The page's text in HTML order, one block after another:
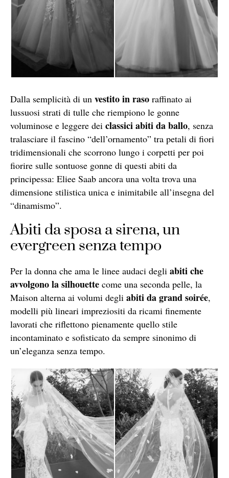
Dalla semplicità di un vestito in raso raffinato ai
lussuosi strati di tulle che riempiono le gonne
voluminose e leggere dei classici abiti da ballo, senza
tralasciare il fascino “dell’ornamento” tra petali di fiori
tridimensionali che scorrono lungo i corpetti per poi
fiorire sulle sontuose gonne di questi abiti da
principessa: Eliee Saab ancora una volta trova una
dimensione stilistica unica e inimitabile all’insegna del
“dinamismo”.
Abiti da sposa a sirena, un
evergreen senza tempo
Per la donna che ama le linee audaci degli abiti che
avvolgono la silhouette come una seconda pelle, la
Maison alterna ai volumi degli abiti da grand soirée,
modelli più lineari impreziositi da ricami finemente
lavorati che riflettono pienamente quello stile
incontaminato e sofisticato da sempre sinonimo di
un’eleganza senza tempo.